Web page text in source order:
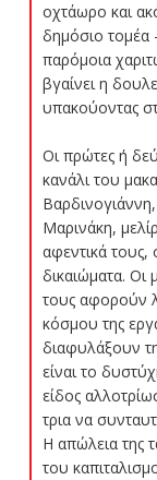
οχτάωρο και
δημόσιο τομέα
παρόμοια
βγαίνει η
υπακούοντας
Οι πρώτες ή
κανάλι του
Μαρινάκη,
αφεντικά τους,
δικαιώματα. Οι
τους αφορούν
κόσμου της
διαφυλάξουν
είναι το
είδος
τρια να
Η απώλεια της
του